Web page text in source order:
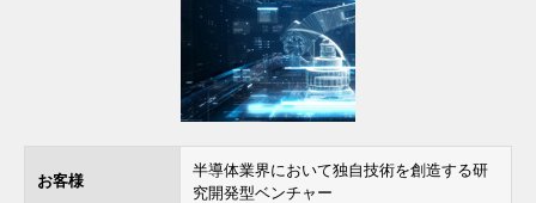
お客様
半導体業界において独自技術を創造する研
究開発型ベンチャー